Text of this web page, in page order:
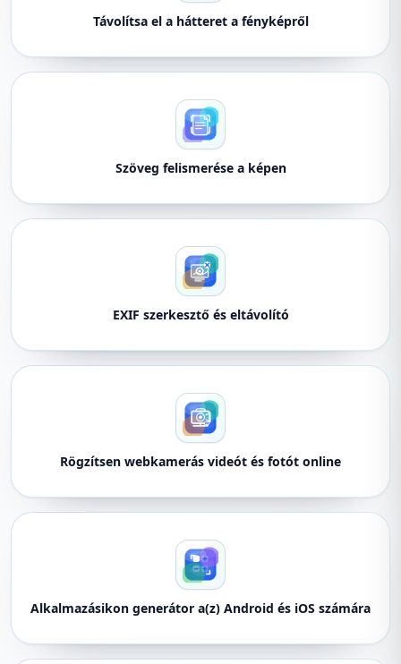
Távolítsa el a hátteret a fényképről
Szöveg felismerése a képen
EXIF szerkesztő és eltávolító
Rögzítsen webkamerás videót és fotót online
Alkalmazásikon generátor a(z) Android és iOS számára